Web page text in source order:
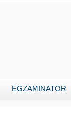
EGZAMINATOR